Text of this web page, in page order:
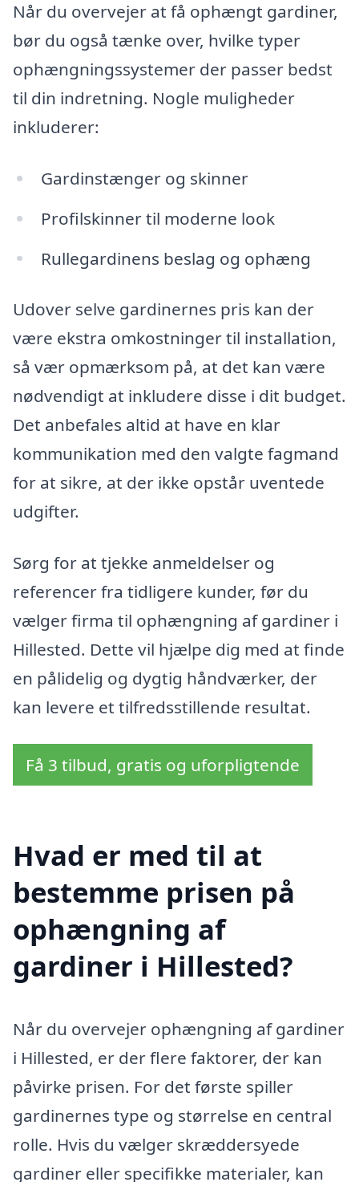
Når du overvejer at få ophængt gardiner,
bør du også tænke over, hvilke typer
ophængningssystemer der passer bedst
til din indretning. Nogle muligheder
inkluderer:
Gardinstænger og skinner
Profilskinner til moderne look
Rullegardinens beslag og ophæng
Udover selve gardinernes pris kan der
være ekstra omkostninger til installation,
så vær opmærksom på, at det kan være
nødvendigt at inkludere disse i dit budget.
Det anbefales altid at have en klar
kommunikation med den valgte fagmand
for at sikre, at der ikke opstår uventede
udgifter.
Sørg for at tjekke anmeldelser og
referencer fra tidligere kunder, før du
vælger firma til ophængning af gardiner i
Hillested. Dette vil hjælpe dig med at finde
en pålidelig og dygtig håndværker, der
kan levere et tilfredsstillende resultat.
Få 3 tilbud, gratis og uforpligtende
Hvad er med til at
bestemme prisen på
ophængning af
gardiner i Hillested?
Når du overvejer ophængning af gardiner
i Hillested, er der flere faktorer, der kan
påvirke prisen. For det første spiller
gardinernes type og størrelse en central
rolle. Hvis du vælger skræddersyede
gardiner eller specifikke materialer, kan